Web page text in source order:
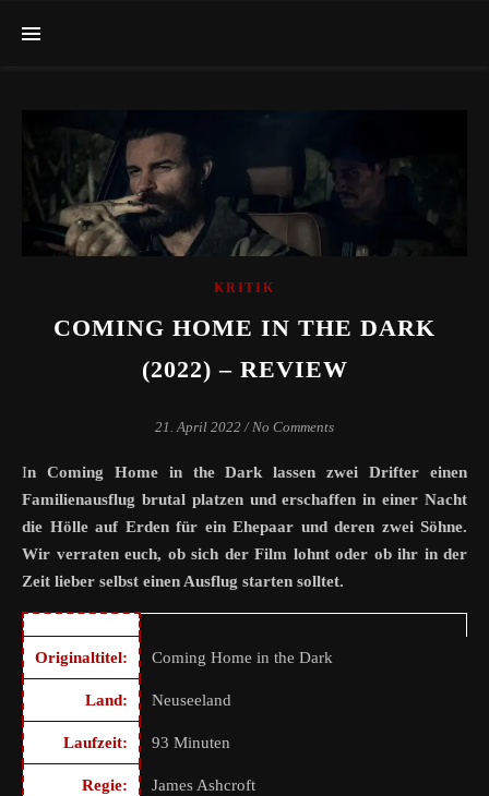
KRITIK
COMING HOME IN THE DARK
(2022) – REVIEW
21. April 2022 / No Comments
In Coming Home in the Dark lassen zwei Drifter einen
Familienausflug brutal platzen und erschaffen in einer Nacht
die Hölle auf Erden für ein Ehepaar und deren zwei Söhne.
Wir verraten euch, ob sich der Film lohnt oder ob ihr in der
Zeit lieber selbst einen Ausflug starten solltet.
Originaltitel: Coming Home in the Dark
Land: Neuseeland
Laufzeit: 93 Minuten
Regie: James Ashcroft